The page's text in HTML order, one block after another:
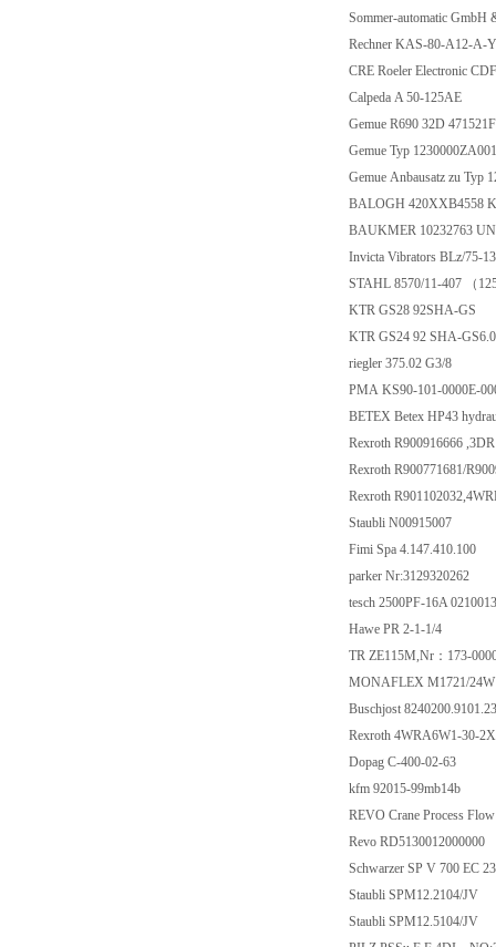
Sommer-automatic
Rechner KAS-80-A12-A-
CRE Roeler Electronic
Calpeda A 50-125AE
Gemue R690 32D
Gemue Typ
Gemue Anbausatz zu Typ
BALOGH 420XXB4558
BAUKMER 10232763
Invicta Vibrators BLz/75-
STAHL 8570/11-407 （
KTR GS28 92SHA-GS
KTR GS24 92 SHA-
riegler 375.02 G3/8
PMA KS90-101-0000E-
BETEX Betex HP43
Rexroth R900916666
Rexroth R900771681/
Rexroth
Staubli N00915007
Fimi Spa 4.147.410.100
parker Nr:3129320262
tesch 2500PF-16A
Hawe PR 2-1-1/4
TR ZE115M,Nr：173-
MONAFLEX M1721/
Buschjost
Rexroth 4WRA6W1-30-
Dopag C-400-02-63
kfm 92015-99mb14b
REVO Crane Process
Revo RD5130012000000
Schwarzer SP V 700 EC
Staubli SPM12.2104/JV
Staubli SPM12.5104/JV